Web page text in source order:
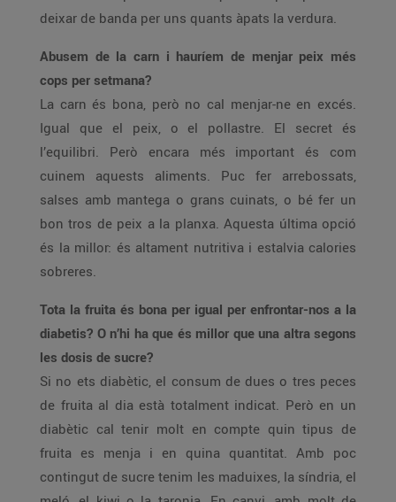
deixar de banda per uns quants àpats la verdura.
Abusem de la carn i hauríem de menjar peix més
cops per setmana?
La carn és bona, però no cal menjar-ne en excés.
Igual que el peix, o el pollastre. El secret és
l’equilibri. Però encara més important és com
cuinem aquests aliments. Puc fer arrebossats,
salses amb mantega o grans cuinats, o bé fer un
bon tros de peix a la planxa. Aquesta última opció
és la millor: és altament nutritiva i estalvia calories
sobreres.
Tota la fruita és bona per igual per enfrontar-nos a la
diabetis? O n’hi ha que és millor que una altra segons
les dosis de sucre?
Si no ets diabètic, el consum de dues o tres peces
de fruita al dia està totalment indicat. Però en un
diabètic cal tenir molt en compte quin tipus de
fruita es menja i en quina quantitat. Amb poc
contingut de sucre tenim les maduixes, la síndria, el